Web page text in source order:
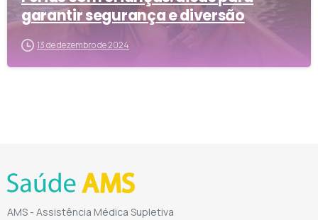
garantir segurança e diversão
13 de dezembro de 2024
AMS - Assistência Médica Supletiva